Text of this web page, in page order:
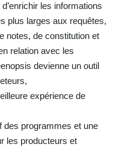
les informations
plus larges aux requêtes,
notes, de constitution et
relation avec les
devienne un outil
expérience de
des programmes et une
les producteurs et